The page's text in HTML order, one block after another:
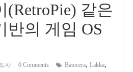
(RetroPie) 같은
반의 게임 OS
사 0 Comments Batocera, Lakka,